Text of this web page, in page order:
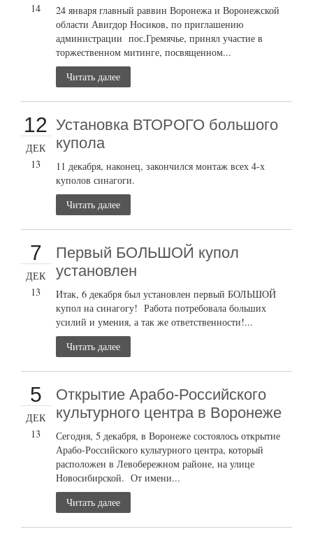
14
24 января главный раввин Воронежа и Воронежской
области Авигдор Носиков, по приглашению
администрации пос.Гремячье, принял участие в
торжественном митинге, посвященном...
Читать далее
12
ДЕК
13
Установка ВТОРОГО большого
купола
11 декабря, наконец, закончился монтаж всех 4-х
куполов синагоги.
Читать далее
7
ДЕК
13
Первый БОЛЬШОЙ купол
установлен
Итак, 6 декабря был установлен первый БОЛЬШОЙ
купол на синагогу! Работа потребовала больших
усилий и умения, а так же ответственности!...
Читать далее
5
ДЕК
13
Открытие Арабо-Российского
культурного центра в Воронеже
Сегодня, 5 декабря, в Воронеже состоялось открытие
Арабо-Российского культурного центра, который
расположен в Левобережном районе, на улице
Новосибирской. От имени...
Читать далее